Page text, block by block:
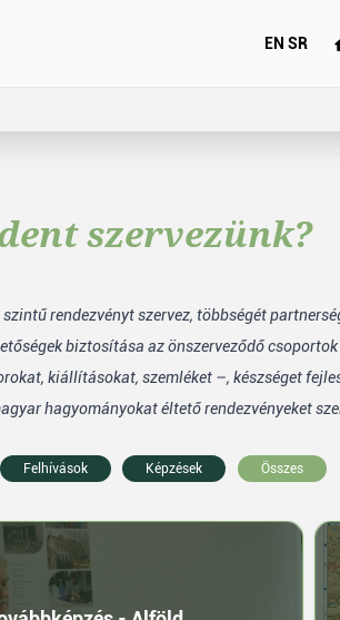
EN SR
szervezünk?
rendezvényt szervez, többségét
biztosítása az önszerveződő
kiállításokat, szemléket –, készséget
hagyományokat éltető rendezvényeket
Felhívások Képzések Összes